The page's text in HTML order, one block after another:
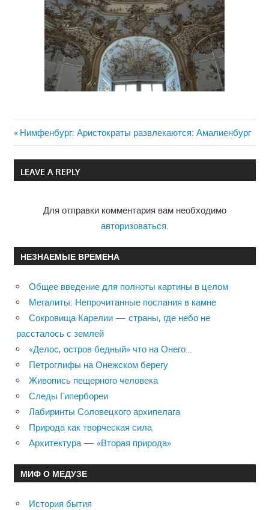
Навигация
по
Previous
Post:
Нимфенбург: Аристократы развлекаются: Амалиенбург
LEAVE A REPLY
Для отправки комментария вам необходимо
авторизоваться
НЕЗНАЕМЫЕ ВРЕМЕНА
Общее введение для полноты картины в целом
Мегалиты: Непрочитанные послания в камне
Сокровища Карелии — страны, где небо не
рассталось с землей
«Делос, остров бедный» что на Онего…
Петроглифы на Онежском берегу
Живопись пещерного человека
Следы Гипербореи
Лабиринты Соловецкого архипелага
Природа как творческая сила
Архитектура — «Вторая природа»
МИФ О МЕДУЗЕ
История бытия